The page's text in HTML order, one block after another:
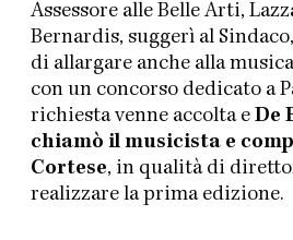
Assessore alle Belle Arti,
Bernardis, suggerì al
di allargare anche alla
con un concorso dedicato a
richiesta venne accolta e De
chiamò il musicista e
Cortese, in qualità di
realizzare la prima edizione.